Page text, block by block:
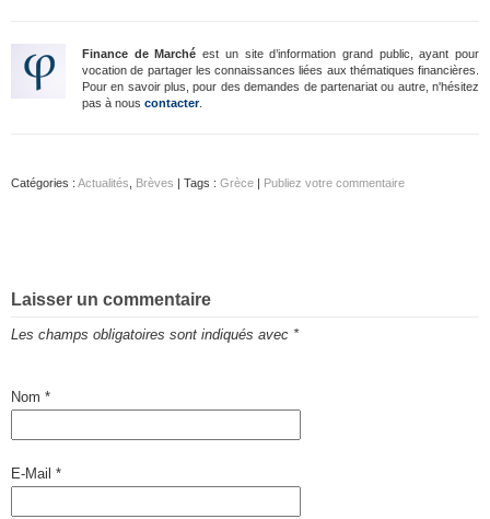
Finance de Marché est un site d’information grand public, ayant pour
vocation de partager les connaissances liées aux thématiques financières.
Pour en savoir plus, pour des demandes de partenariat ou autre, n'hésitez
pas à nous contacter.
Catégories : Actualités Brèves | Tags : Grèce | Publiez votre commentaire
Laisser un commentaire
Les champs obligatoires sont indiqués avec *
Nom *
E-Mail *